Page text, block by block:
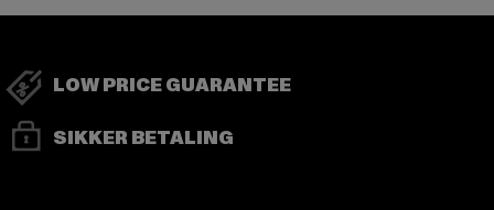
LOW PRICE GUARANTEE
SIKKER BETALING